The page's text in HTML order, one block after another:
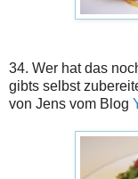
34. Wer hat das
gibts selbst
von Jens vom Blog